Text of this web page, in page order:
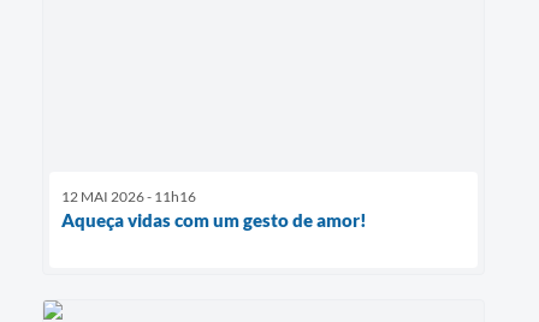
12 MAI 2026 - 11h16
Aqueça vidas com um gesto de amor!